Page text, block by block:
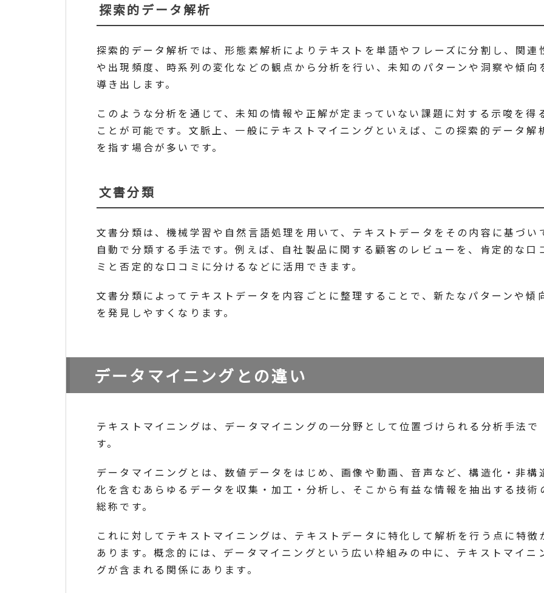
探索的データ解析
探索的データ解析では、形態素解析によりテキストを単語やフレーズに分割し、関連
や出現頻度、時系列の変化などの観点から分析を行い、未知のパターンや洞察や傾向
導き出します。
このような分析を通じて、未知の情報や正解が定まっていない課題に対する示唆を得
ことが可能です。文脈上、一般にテキストマイニングといえば、この探索的データ解
を指す場合が多いです。
文書分類
文書分類は、機械学習や自然言語処理を用いて、テキストデータをその内容に基づい
自動で分類する手法です。例えば、自社製品に関する顧客のレビューを、肯定的な口
ミと否定的な口コミに分けるなどに活用できます。
文書分類によってテキストデータを内容ごとに整理することで、新たなパターンや傾
を発見しやすくなります。
データマイニングとの違い
テキストマイニングは、データマイニングの一分野として位置づけられる分析手法で
す。
データマイニングとは、数値データをはじめ、画像や動画、音声など、構造化・非構
化を含むあらゆるデータを収集・加工・分析し、そこから有益な情報を抽出する技術
総称です。
これに対してテキストマイニングは、テキストデータに特化して解析を行う点に特徴
あります。概念的には、データマイニングという広い枠組みの中に、テキストマイニ
グが含まれる関係にあります。